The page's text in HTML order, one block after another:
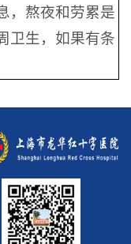
，熬夜和劳累是
卫生，如果有条